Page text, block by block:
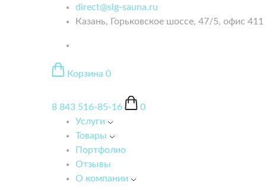
direct@slg-sauna.ru
Казань, Горьковское шоссе, 47/5, офис 411
Корзина 0
8 843 516-85-16
0
Услуги
Товары
Портфолио
Отзывы
О компании